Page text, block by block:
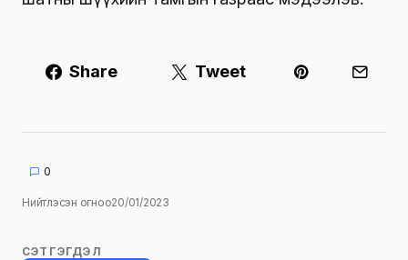
Share Tweet
0
Нийтлэсэн огноо20/01/2023
СЭТГЭГДЭЛ